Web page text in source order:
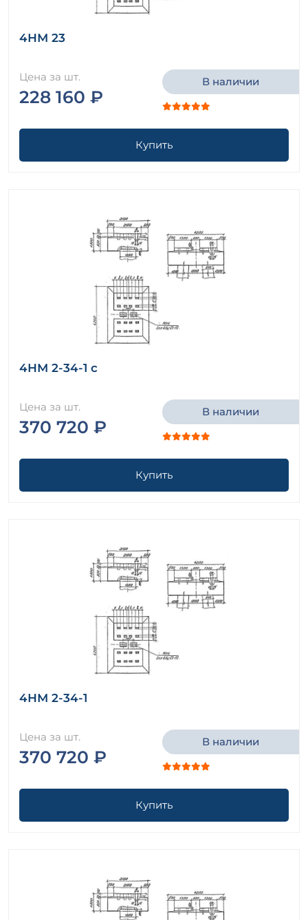
4НМ 23
Цена за шт.
228 160 ₽
В наличии
Купить
4НМ 2-34-1 с
Цена за шт.
370 720 ₽
В наличии
Купить
4НМ 2-34-1
Цена за шт.
370 720 ₽
В наличии
Купить